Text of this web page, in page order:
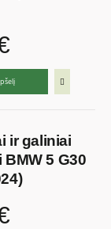
ir galiniai
BMW 5 G30